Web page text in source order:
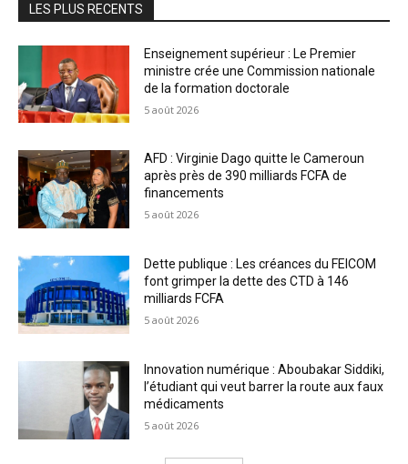
LES PLUS RECENTS
Enseignement supérieur : Le Premier
ministre crée une Commission nationale
de la formation doctorale
5 août 2026
AFD : Virginie Dago quitte le Cameroun
après près de 390 milliards FCFA de
financements
5 août 2026
Dette publique : Les créances du FEICOM
font grimper la dette des CTD à 146
milliards FCFA
5 août 2026
Innovation numérique : Aboubakar Siddiki,
l’étudiant qui veut barrer la route aux faux
médicaments
5 août 2026